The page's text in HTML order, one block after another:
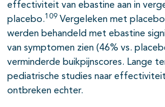
effectiviteit van ebastine aan in
placebo.109 Vergeleken met
werden behandeld met ebastine
van symptomen zien (46% vs.
verminderde buikpijnscores. Lange
pediatrische studies naar
ontbreken echter.